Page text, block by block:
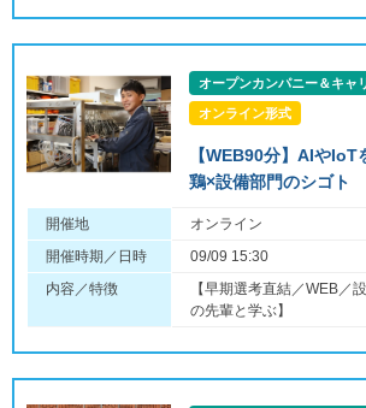
オープンカンパニー＆キャ
オンライン形式
【WEB90分】AIや
鶏×設備部門のシゴト
開催地
オンライン
開催時期／日時
09/09 15:30
内容／特徴
【早期選考直結／WEB／
の先輩と学ぶ】